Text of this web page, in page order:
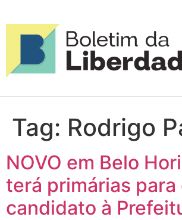
Tag: Rodrigo
NOVO em Belo
terá primárias
candidato à